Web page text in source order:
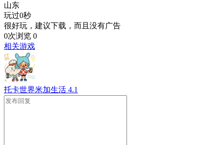
山东
玩过0秒
很好玩，建议下载，而且没有广告
0次浏览 0
相关游戏
托卡世界米加生活 4.1